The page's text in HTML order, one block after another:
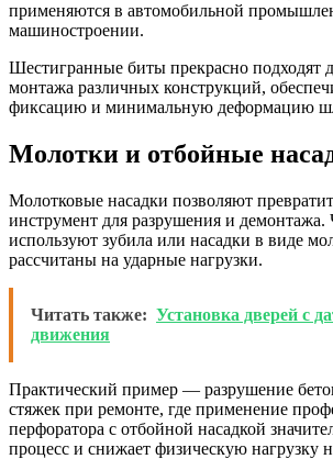
применяются в автомобильной
машиностроении.
Шестигранные биты прекрасно подходят
монтажа различных конструкций,
фиксацию и минимальную деформацию
Молотки и отбойные
Молотковые насадки позволяют
инструмент для разрушения и демонтажа.
используют зубила или насадки в виде
рассчитаны на ударные нагрузки.
Читать также: Установка дверей с
движения
Практический пример — разрушение
стяжек при ремонте, где применение
перфоратора с отбойной насадкой
процесс и снижает физическую нагрузку